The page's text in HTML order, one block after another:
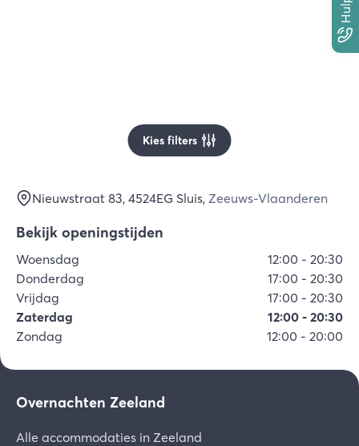
Kies filters
Nieuwstraat 83, 4524EG Sluis, Zeeuws-Vlaanderen
Bekijk openingstijden
Woensdag 12:00 - 20:30
Donderdag
17:00 - 20:30
Vrijdag
17:00 - 20:30
Zaterdag
12:00 - 20:30
Zondag
12:00 - 20:00
Overnachten Zeeland
Alle accommodaties in Zeeland